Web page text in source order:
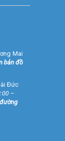
Mai
bản đồ
Đức
–